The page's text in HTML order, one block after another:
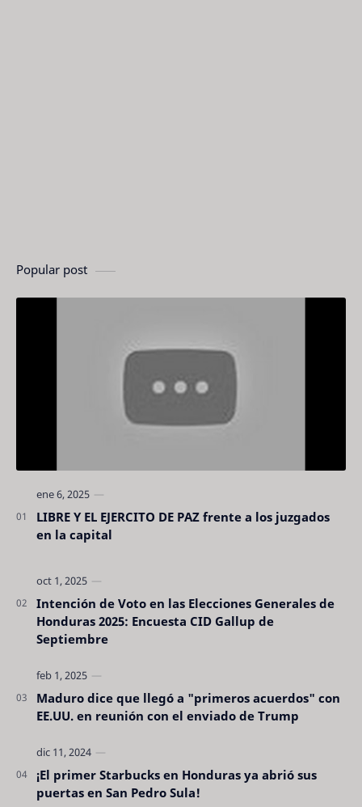
Popular post
LIBRE Y EL EJERCITO DE PAZ frente a los juzgados
en la capital
Intención de Voto en las Elecciones Generales de
Honduras 2025: Encuesta CID Gallup de
Septiembre
Maduro dice que llegó a "primeros acuerdos" con
EE.UU. en reunión con el enviado de Trump
¡El primer Starbucks en Honduras ya abrió sus
puertas en San Pedro Sula!